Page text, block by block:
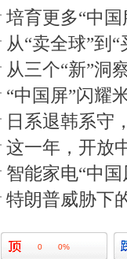
培育更多“中
从“卖全球”到
从三个“新”洞
“中国屏”闪耀
日系退韩系守
这一年，开放
智能家电“中
特朗普威胁下
0 0%